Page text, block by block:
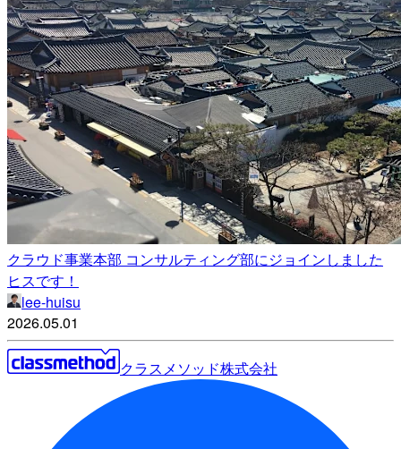
クラウド事業本部 コンサルティング部にジョインしました
ヒスです！
lee-huisu
2026.05.01
クラスメソッド株式会社